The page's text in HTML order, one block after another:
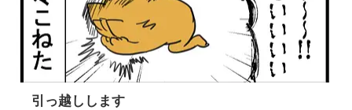
引っ越しします